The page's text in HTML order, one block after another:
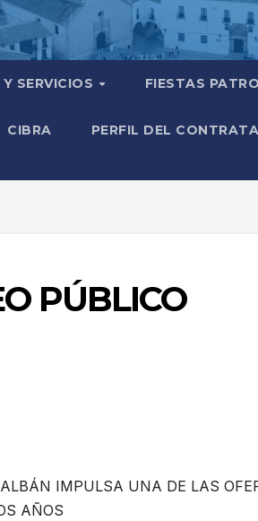
SERVICIOS FIESTAS
CIBRA PERFIL DEL
PÚBLICO
IMPULSA UNA DE LAS
AÑOS